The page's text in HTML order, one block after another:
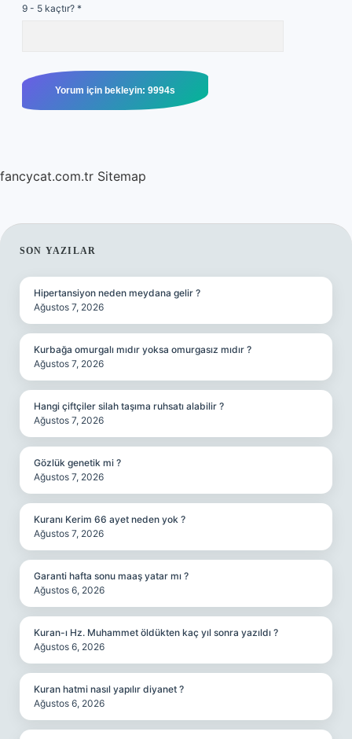
9 - 5 kaçtır? *
fancycat.com.tr Sitemap
SIDEBAR
SON YAZILAR
Hipertansiyon neden meydana gelir ?
Ağustos 7, 2026
Kurbağa omurgalı mıdır yoksa omurgasız mıdır ?
Ağustos 7, 2026
Hangi çiftçiler silah taşıma ruhsatı alabilir ?
Ağustos 7, 2026
Gözlük genetik mi ?
Ağustos 7, 2026
Kuranı Kerim 66 ayet neden yok ?
Ağustos 7, 2026
Garanti hafta sonu maaş yatar mı ?
Ağustos 6, 2026
Kuran-ı Hz. Muhammet öldükten kaç yıl sonra yazıldı ?
Ağustos 6, 2026
Kuran hatmi nasıl yapılır diyanet ?
Ağustos 6, 2026